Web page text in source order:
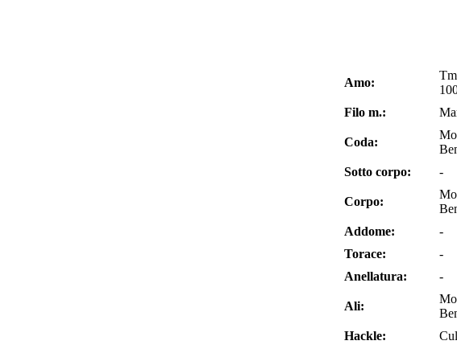
Amo:
Filo m.:
Coda:
Sotto corpo:
-
Corpo:
Addome:
-
Torace:
-
Anellatura:
-
Ali:
Hackle: